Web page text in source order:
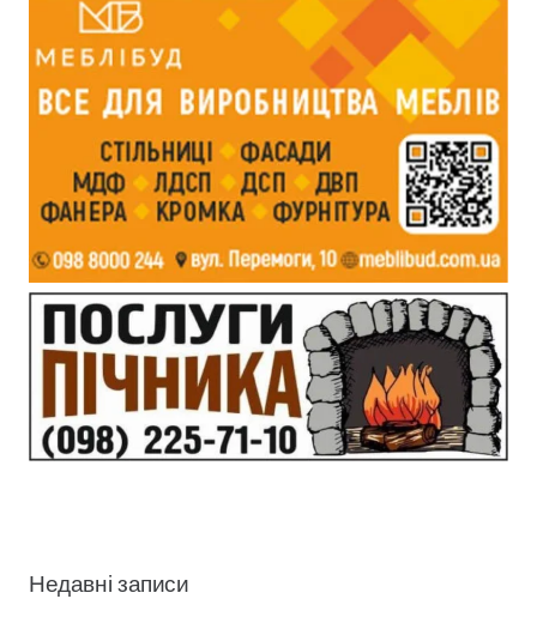
Недавні записи